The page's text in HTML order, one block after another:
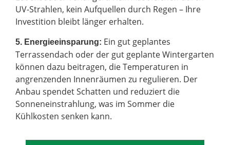
UV-Strahlen, kein Aufquellen durch Regen – Ihre
Investition bleibt länger erhalten.
5. Energieeinsparung: Ein gut geplantes
Terrassendach oder der gut geplante Wintergarten
können dazu beitragen, die Temperaturen in
angrenzenden Innenräumen zu regulieren. Der
Anbau spendet Schatten und reduziert die
Sonneneinstrahlung, was im Sommer die
Kühlkosten senken kann.